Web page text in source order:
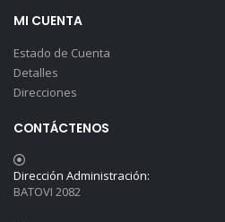
MI CUENTA
Estado de Cuenta
Detalles
Direcciones
CONTÁCTENOS
Dirección Administración:
BATOVI 2082